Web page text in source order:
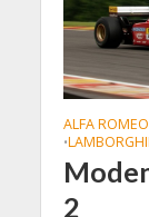
ALFA ROMEO
•
2